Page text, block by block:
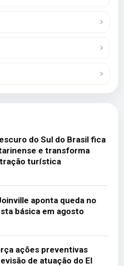
do Sul do Brasil fica
e transforma
turística
aponta queda no
básica em agosto
ações preventivas
de atuação do El